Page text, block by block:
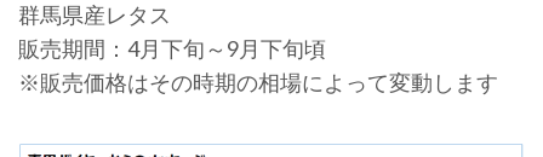
群馬県産レタス
販売期間：4月下旬～9月下旬頃
※販売価格はその時期の相場によって変動します